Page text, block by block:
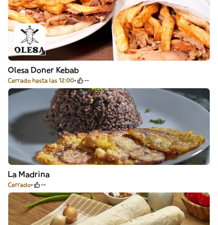
Olesa Doner Kebab
Cerrado hasta las 12:00 --
La Madrina
Cerrado --